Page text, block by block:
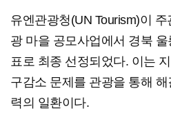
유엔관광청(UN Tourism)이
광 마을 공모사업에서 경북
표로 최종 선정되었다. 이는
구감소 문제를 관광을 통해
력의 일환이다.